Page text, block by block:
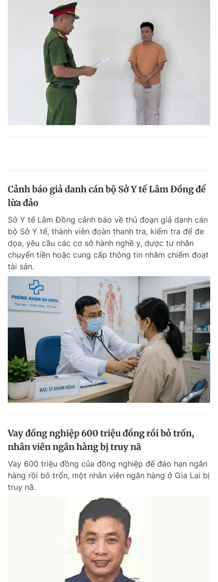
Cảnh báo giả danh cán bộ Sở Y tế Lâm Đồng để
lừa đảo
Sở Y tế Lâm Đồng cảnh báo về thủ đoạn giả danh cán
bộ Sở Y tế, thành viên đoàn thanh tra, kiểm tra để đe
dọa, yêu cầu các cơ sở hành nghề y, dược tư nhân
chuyển tiền hoặc cung cấp thông tin nhằm chiếm đoạt
tài sản.
Vay đồng nghiệp 600 triệu đồng rồi bỏ trốn,
nhân viên ngân hàng bị truy nã
Vay 600 triệu đồng của đồng nghiệp để đáo hạn ngân
hàng rồi bỏ trốn, một nhân viên ngân hàng ở Gia Lai bị
truy nã.